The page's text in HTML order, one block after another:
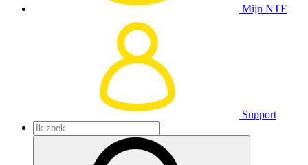
Mijn NTF
Support